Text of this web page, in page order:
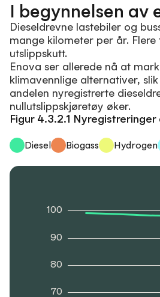
I begynnelsen av
Dieseldrevne lastebiler og
mange kilometer per år.
utslippskutt.
Enova ser allerede nå at
klimavennlige alternativer,
andelen nyregistrerte
nullutslippskjøretøy øker.
Figur 4.3.2.1
Diesel Biogass Hydrogen
70
80
90
100